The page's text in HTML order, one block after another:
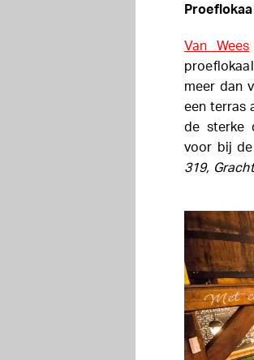
Van Wees
meer dan
een terras
de sterke
voor bij
319,